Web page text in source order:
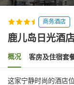
商务酒店
鹿儿岛日光酒
概况 客房及住宿套
这家宁静时尚的酒店